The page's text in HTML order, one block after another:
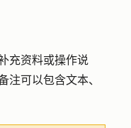
充资料或操作说
注可以包含文本、